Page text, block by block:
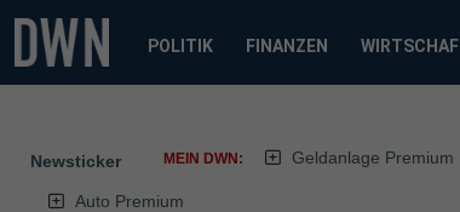
POLITIK FINANZEN
Newsticker MEIN DWN: Geldanlage Premium
Auto Premium